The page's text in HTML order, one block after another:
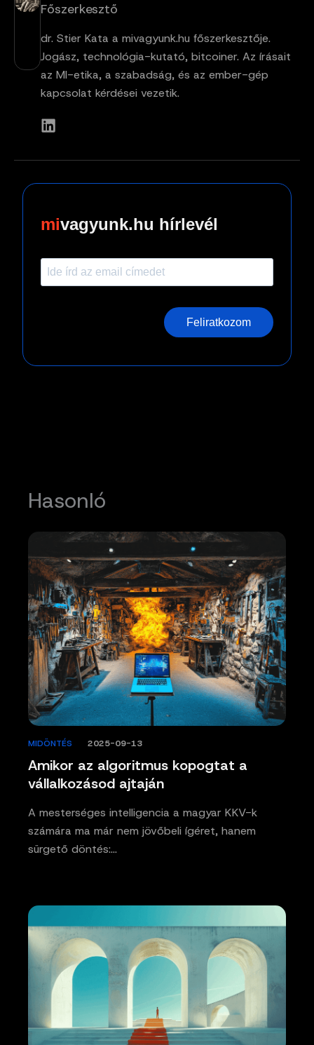
Főszerkesztő
dr. Stier Kata a mivagyunk.hu főszerkesztője.
Jogász, technológia-kutató, bitcoiner. Az írásait
az MI-etika, a szabadság, és az ember-gép
kapcsolat kérdései vezetik.
vagyunk.hu hírlevél
Feliratkozom
Hasonló
Amikor az algoritmus kopogtat a
vállalkozásod ajtaján
MIDÖNTÉS 2025-09-13
A mesterséges intelligencia a magyar KKV-k
számára ma már nem jövőbeli ígéret, hanem
sürgető döntés:…